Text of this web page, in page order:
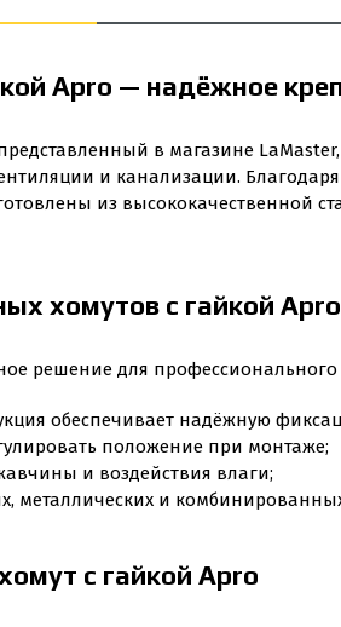
Apro — надёжное
в магазине
и канализации.
из высококачественной
хомутов с гайкой Apro
решение для
обеспечивает надёжную
положение при монтаже;
и воздействия влаги;
металлических и
с гайкой Apro